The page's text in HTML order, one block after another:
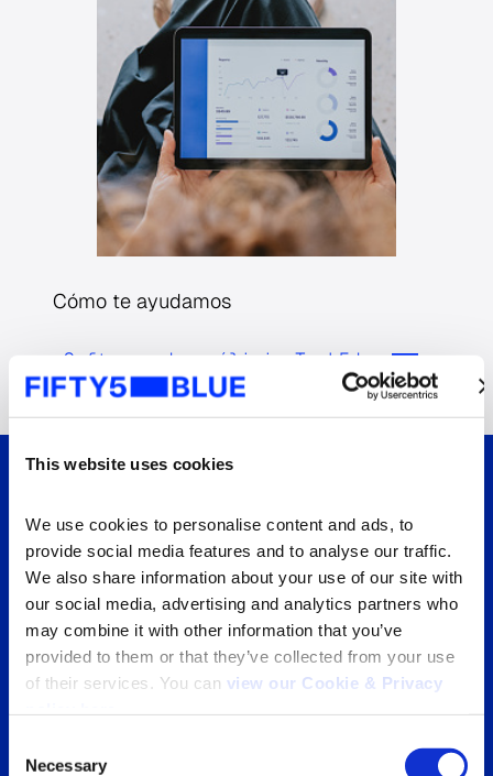
This website uses cookies
We use cookies to personalise content and ads, to
provide social media features and to analyse our traffic.
We also share information about your use of our site with
our social media, advertising and analytics partners who
may combine it with other information that you’ve
provided to them or that they’ve collected from your use
of their services. You can view our Cookie & Privacy
Selection
Necessary
Cómo te ayudamos
Software de análisis TechEdge
en
de Kantar
del
de los
“Campaign Audience
allowed us to analyse our
campaigns effectively,
learn and make adjustments
flight to reach our desired
partnership with Kantar
empowered us to achieve
performance and flexibility.”